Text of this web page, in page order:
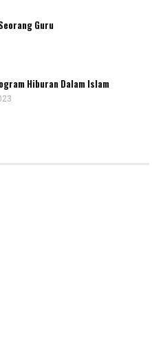
Guru
Hiburan Dalam Islam